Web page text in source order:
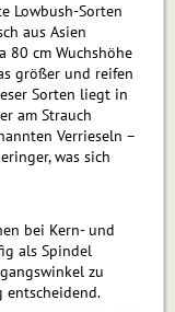
Lowbush-Sorten
aus Asien
80 cm Wuchshöhe
größer und reifen
Sorten liegt in
am Strauch
Verrieseln –
was sich
bei Kern- und
als Spindel
zu
entscheidend.